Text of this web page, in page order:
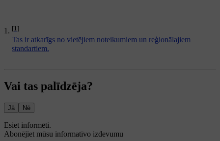
[1]
Tas ir atkarīgs no vietējiem noteikumiem un reģionālajiem
standartiem.
Vai tas palīdzēja?
Jā Nē